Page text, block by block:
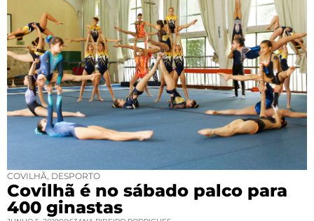
COVILHÃ DESPORTO
Covilhã é no sábado palco para
400 ginastas